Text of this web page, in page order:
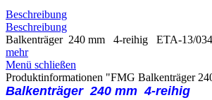
Beschreibung
Beschreibung
Balkenträger 240 mm 4-reihig ETA-13/
mehr
Menü schließen
Produktinformationen "FMG Balkenträger
Balkenträger 240 mm 4-reihig